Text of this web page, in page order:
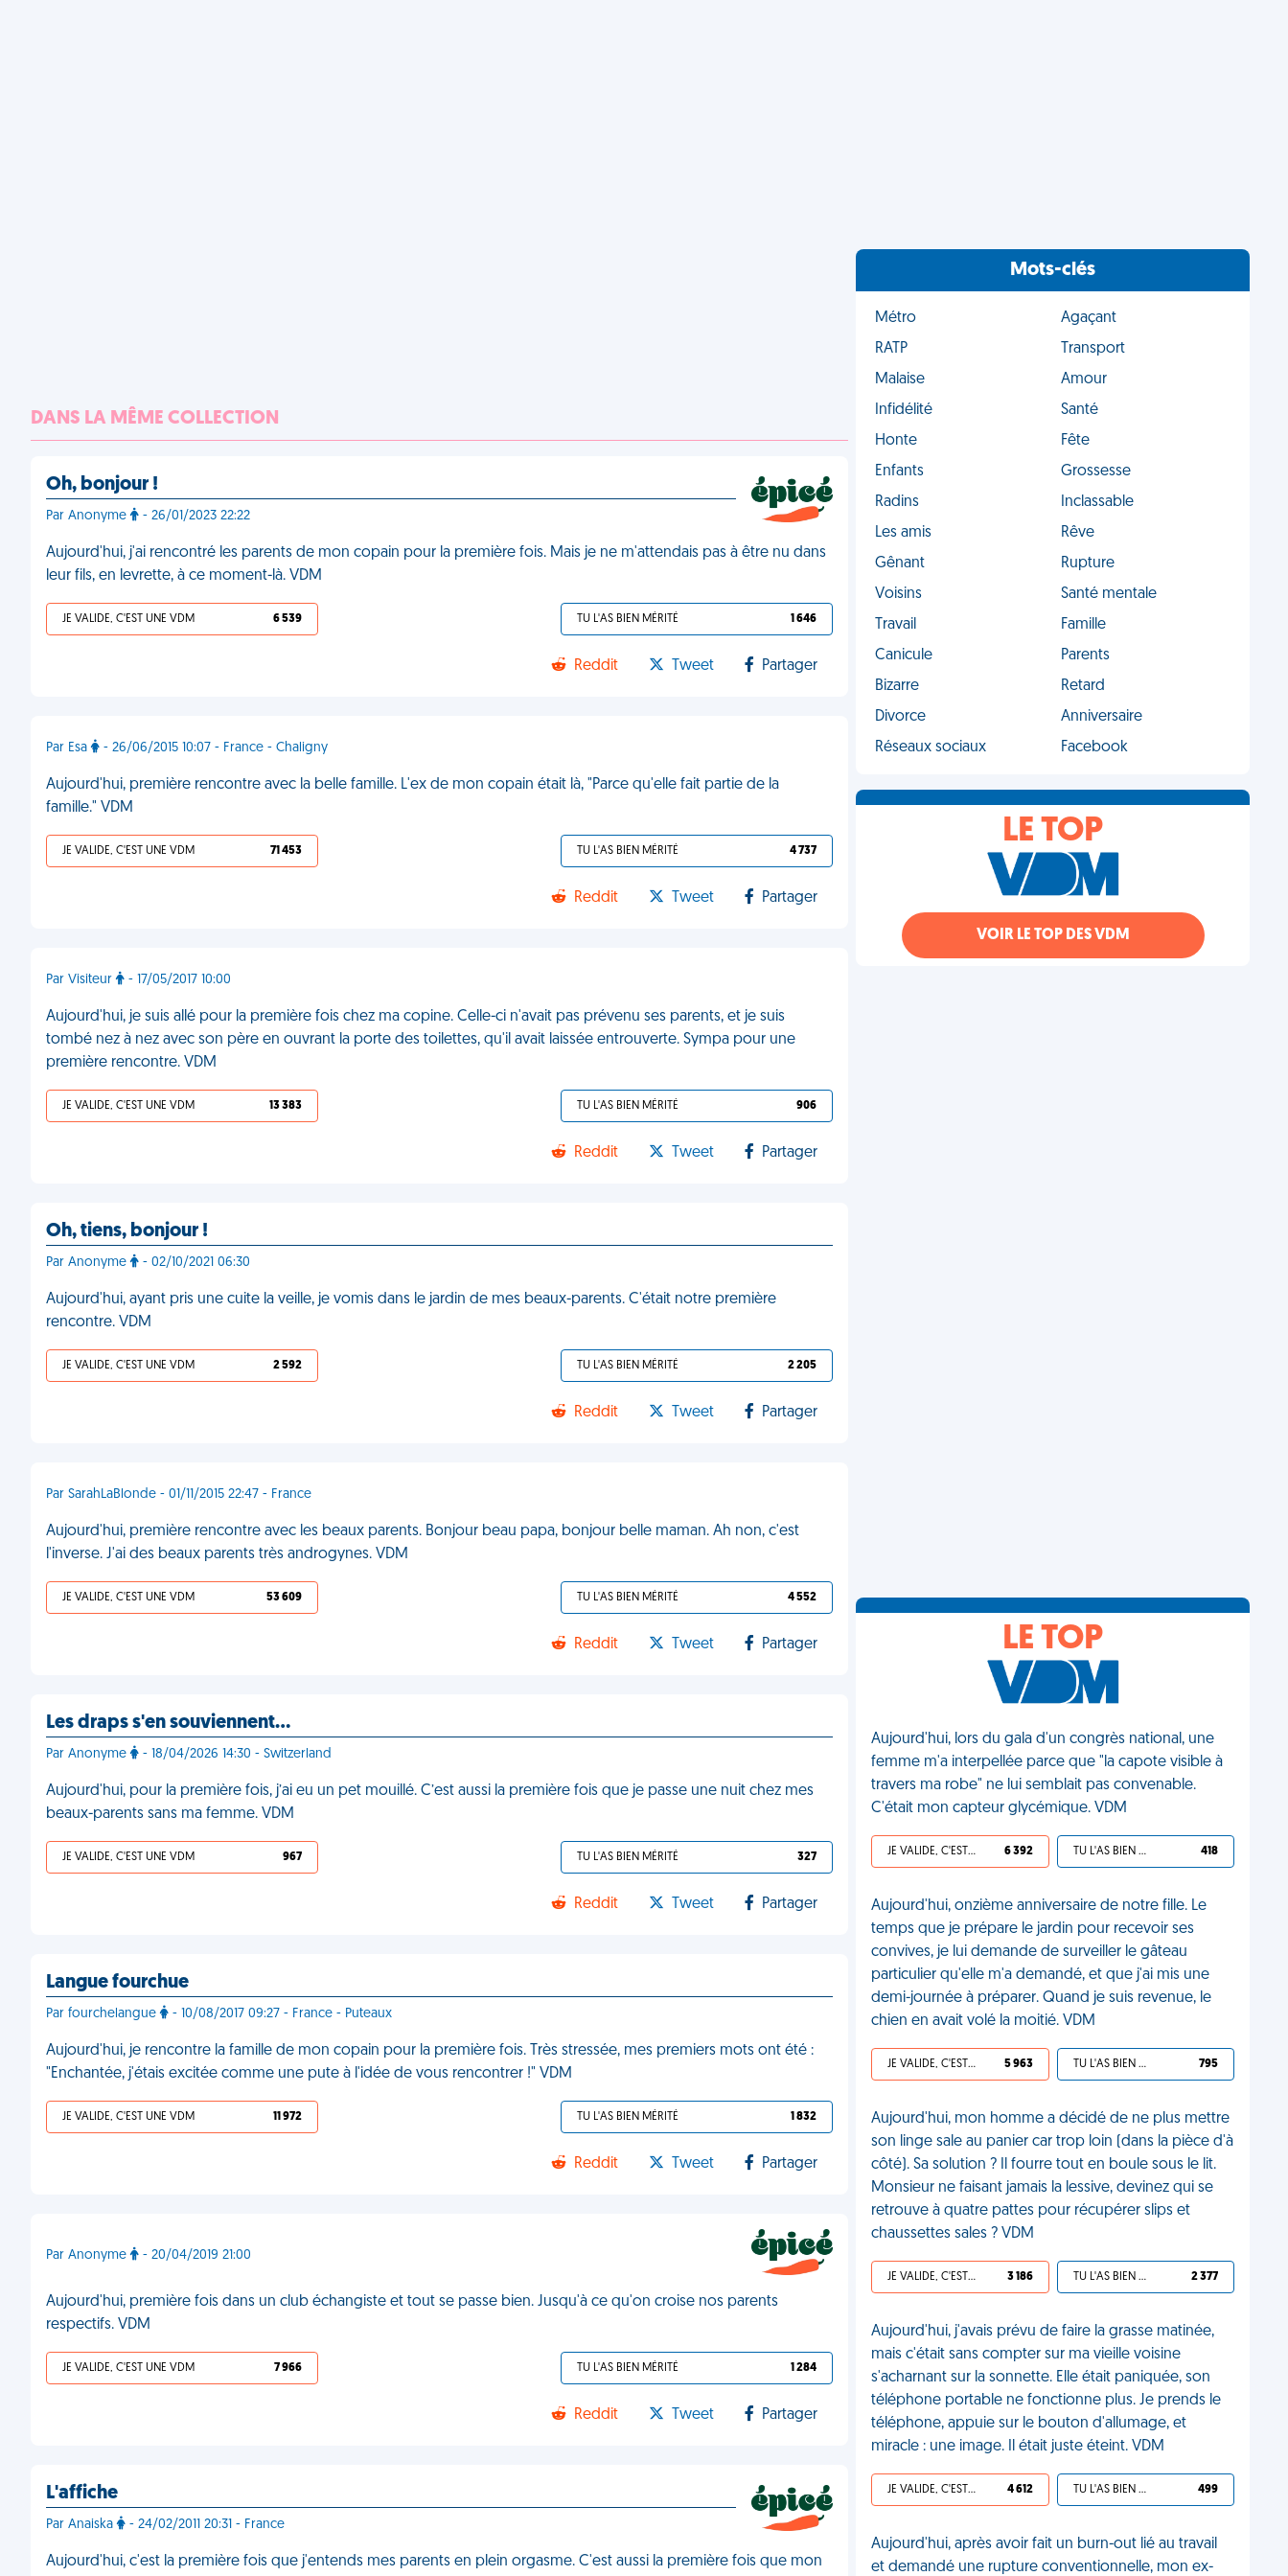
DANS LA MÊME COLLECTION
Oh, bonjour !
Par Anonyme - 26/01/2023 22:22
Aujourd'hui, j'ai rencontré les parents de mon copain pour la première fois. Mais je ne m'attendais pas à être nu dans
leur fils, en levrette, à ce moment-là. VDM
JE VALIDE, C'EST UNE VDM 6 539 TU L'AS BIEN MÉRITÉ 1 646
Reddit Tweet Partager
Par Esa - 26/06/2015 10:07 - France - Chaligny
Aujourd'hui, première rencontre avec la belle famille. L'ex de mon copain était là, "Parce qu'elle fait partie de la
famille." VDM
JE VALIDE, C'EST UNE VDM 71 453 TU L'AS BIEN MÉRITÉ 4 737
Reddit Tweet Partager
Par Visiteur - 17/05/2017 10:00
Aujourd'hui, je suis allé pour la première fois chez ma copine. Celle-ci n'avait pas prévenu ses parents, et je suis
tombé nez à nez avec son père en ouvrant la porte des toilettes, qu'il avait laissée entrouverte. Sympa pour une
première rencontre. VDM
JE VALIDE, C'EST UNE VDM 13 383 TU L'AS BIEN MÉRITÉ 906
Reddit Tweet Partager
Oh, tiens, bonjour !
Par Anonyme - 02/10/2021 06:30
Aujourd'hui, ayant pris une cuite la veille, je vomis dans le jardin de mes beaux-parents. C'était notre première
rencontre. VDM
JE VALIDE, C'EST UNE VDM 2 592 TU L'AS BIEN MÉRITÉ 2 205
Reddit Tweet Partager
Par SarahLaBlonde - 01/11/2015 22:47 - France
Aujourd'hui, première rencontre avec les beaux parents. Bonjour beau papa, bonjour belle maman. Ah non, c'est
l'inverse. J'ai des beaux parents très androgynes. VDM
JE VALIDE, C'EST UNE VDM 53 609 TU L'AS BIEN MÉRITÉ 4 552
Reddit Tweet Partager
Les draps s'en souviennent…
Par Anonyme - 18/04/2026 14:30 - Switzerland
Aujourd'hui, pour la première fois, j’ai eu un pet mouillé. C’est aussi la première fois que je passe une nuit chez mes
beaux-parents sans ma femme. VDM
JE VALIDE, C'EST UNE VDM 967 TU L'AS BIEN MÉRITÉ 327
Reddit Tweet Partager
Langue fourchue
Par fourchelangue - 10/08/2017 09:27 - France - Puteaux
Aujourd'hui, je rencontre la famille de mon copain pour la première fois. Très stressée, mes premiers mots ont été :
"Enchantée, j'étais excitée comme une pute à l'idée de vous rencontrer !" VDM
JE VALIDE, C'EST UNE VDM 11 972 TU L'AS BIEN MÉRITÉ 1 832
Reddit Tweet Partager
Par Anonyme - 20/04/2019 21:00
Aujourd'hui, première fois dans un club échangiste et tout se passe bien. Jusqu'à ce qu'on croise nos parents
respectifs. VDM
JE VALIDE, C'EST UNE VDM 7 966 TU L'AS BIEN MÉRITÉ 1 284
Reddit Tweet Partager
L'affiche
Par Anaiska - 24/02/2011 20:31 - France
Aujourd'hui, c'est la première fois que j'entends mes parents en plein orgasme. C'est aussi la première fois que mon
Mots-clés
Métro
Agaçant
RATP
Transport
Malaise
Amour
Infidélité
Santé
Honte
Fête
Enfants
Grossesse
Radins
Inclassable
Les amis
Rêve
Gênant
Rupture
Voisins
Santé mentale
Travail
Famille
Canicule
Parents
Bizarre
Retard
Divorce
Anniversaire
Réseaux sociaux
Facebook
LE TOP
VOIR LE TOP DES VDM
LE TOP
Aujourd'hui, lors du gala d'un congrès national, une
femme m'a interpellée parce que "la capote visible à
travers ma robe" ne lui semblait pas convenable.
C'était mon capteur glycémique. VDM
JE VALIDE, C'EST UNE VDM 6 392 TU L'AS BIEN MÉRITÉ 418
Aujourd'hui, onzième anniversaire de notre fille. Le
temps que je prépare le jardin pour recevoir ses
convives, je lui demande de surveiller le gâteau
particulier qu'elle m'a demandé, et que j'ai mis une
demi-journée à préparer. Quand je suis revenue, le
chien en avait volé la moitié. VDM
JE VALIDE, C'EST UNE VDM 5 963 TU L'AS BIEN MÉRITÉ 795
Aujourd'hui, mon homme a décidé de ne plus mettre
son linge sale au panier car trop loin (dans la pièce d'à
côté). Sa solution ? Il fourre tout en boule sous le lit.
Monsieur ne faisant jamais la lessive, devinez qui se
retrouve à quatre pattes pour récupérer slips et
chaussettes sales ? VDM
JE VALIDE, C'EST UNE VDM 3 186 TU L'AS BIEN MÉRITÉ 2 377
Aujourd'hui, j'avais prévu de faire la grasse matinée,
mais c'était sans compter sur ma vieille voisine
s'acharnant sur la sonnette. Elle était paniquée, son
téléphone portable ne fonctionne plus. Je prends le
téléphone, appuie sur le bouton d'allumage, et
miracle : une image. Il était juste éteint. VDM
JE VALIDE, C'EST UNE VDM 4 612 TU L'AS BIEN MÉRITÉ 499
Aujourd'hui, après avoir fait un burn-out lié au travail
et demandé une rupture conventionnelle, mon ex-